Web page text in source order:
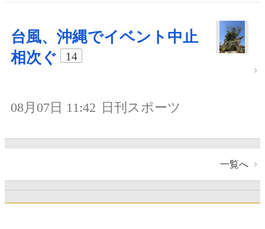
台風、沖縄でイベント中止
相次ぐ
14
08月07日 11:42 日刊スポーツ
一覧へ